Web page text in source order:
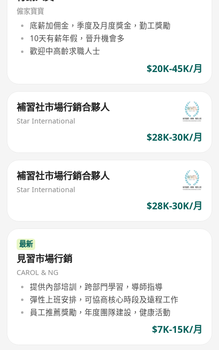
僱家寶寶
底薪加佣金，季度及月度獎金，勤工獎勵
10天有薪年假，晉升機會多
歡迎中高齡求職人士
$20K-45K/月
補習社市場行銷合夥人
Star International
$28K-30K/月
補習社市場行銷合夥人
Star International
$28K-30K/月
最新
見習市場行銷
CAROL & NG
提供內部培訓，跨部門學習，導師指導
彈性上班安排，可協商核心時段及遠程工作
員工推薦獎勵，年度團隊建設，健康活動
$7K-15K/月